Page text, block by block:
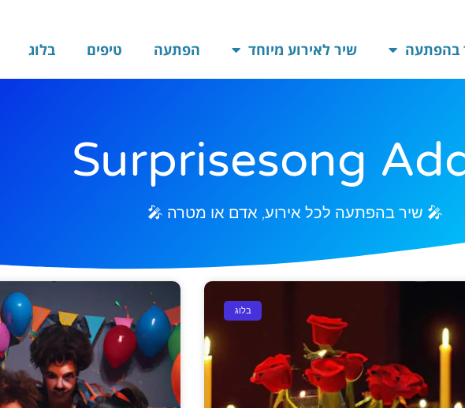
בהפתעה שיר לאירוע מיוחד הפתעה טיפים בלוג
Surprisesong
🎤 שיר בהפתעה לכל אירוע, אדם או מטרה 🎤
בלוג